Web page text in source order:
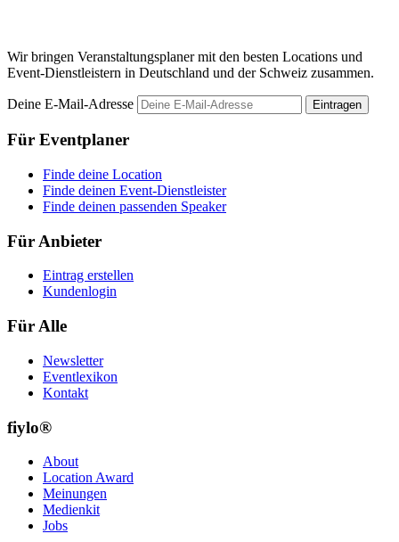
Wir bringen Veranstaltungsplaner mit den besten Locations und
Event-Dienstleistern in Deutschland und der Schweiz zusammen.
Deine E-Mail-Adresse Eintragen
Für Eventplaner
Finde deine Location
Finde deinen Event-Dienstleister
Finde deinen passenden Speaker
Für Anbieter
Eintrag erstellen
Kundenlogin
Für Alle
Newsletter
Eventlexikon
Kontakt
fiylo®
About
Location Award
Meinungen
Medienkit
Jobs